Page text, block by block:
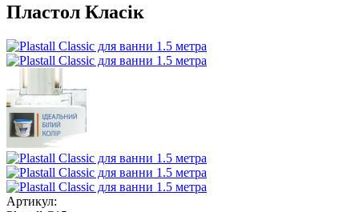
Пластол Класік
Артикул: